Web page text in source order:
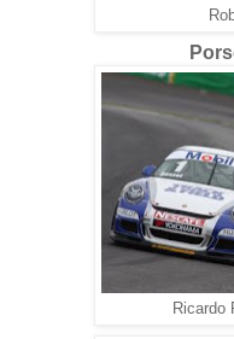
Ricardo